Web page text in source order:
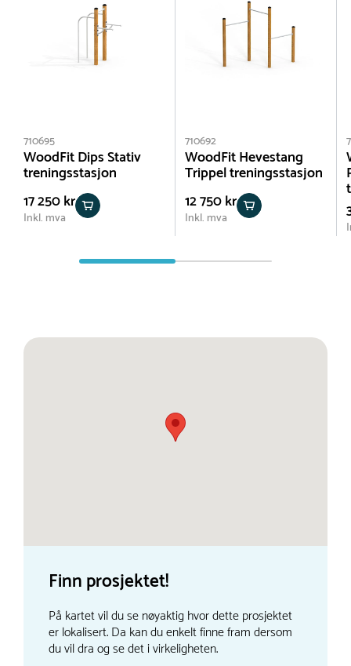
710695
WoodFit Dips Stativ
treningsstasjon
17 250 kr
Inkl. mva
710692
WoodFit Hevestang
Trippel treningsstasjon
12 750 kr
Inkl. mva
Finn prosjektet!
På kartet vil du se nøyaktig hvor dette prosjektet
er lokalisert. Da kan du enkelt finne fram dersom
du vil dra og se det i virkeligheten.